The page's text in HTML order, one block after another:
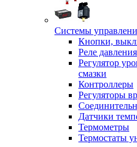
Системы
Кнопки,
Реле давления
Регулятор
смазки
Контроллеры
Регуляторы
Датчики
Термометры
Термостаты